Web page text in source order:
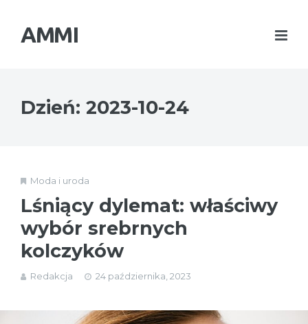
AMMI
Dzień: 2023-10-24
Moda i uroda
Lśniący dylemat: właściwy
wybór srebrnych
kolczyków
Redakcja 24 października, 2023